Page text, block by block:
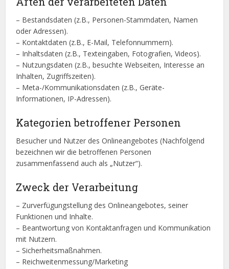
– Bestandsdaten (z.B., Personen-Stammdaten, Namen
oder Adressen).
– Kontaktdaten (z.B., E-Mail, Telefonnummern).
– Inhaltsdaten (z.B., Texteingaben, Fotografien, Videos).
– Nutzungsdaten (z.B., besuchte Webseiten, Interesse an
Inhalten, Zugriffszeiten).
– Meta-/Kommunikationsdaten (z.B., Geräte-
Informationen, IP-Adressen).
Kategorien betroffener Personen
Besucher und Nutzer des Onlineangebotes (Nachfolgend
bezeichnen wir die betroffenen Personen
zusammenfassend auch als „Nutzer“).
Zweck der Verarbeitung
– Zurverfügungstellung des Onlineangebotes, seiner
Funktionen und Inhalte.
– Beantwortung von Kontaktanfragen und Kommunikation
mit Nutzern.
– Sicherheitsmaßnahmen.
– Reichweitenmessung/Marketing